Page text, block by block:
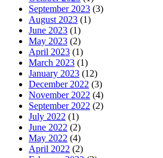
September 2023 (3)
August 2023 (1)
June 2023 (1)
May 2023 (2)
April 2023 (1)
March 2023 (1)
January 2023 (12)
December 2022 (3)
November 2022 (4)
September 2022 (2)
July 2022 (1)
June 2022 (2)
May 2022 (4)
April 2022 (2)